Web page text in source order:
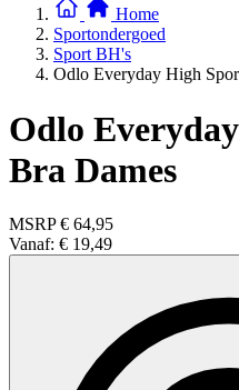
Home
Sportondergoed
Sport BH's
Odlo Everyday High
Odlo
Bra Dames
MSRP € 64,95
Vanaf: € 19,49